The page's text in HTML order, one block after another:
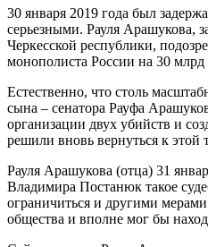
30 января 2019 года был
серьезными. Рауля Арашукова,
Черкесской республики,
монополиста России на 30 млрд
Естественно, что столь
сына – сенатора Рауфа
организации двух убийств и
решили вновь вернуться к этой
Рауля Арашукова (отца) 31
Владимира Постанюк такое
ограничиться и другими
общества и вполне мог бы